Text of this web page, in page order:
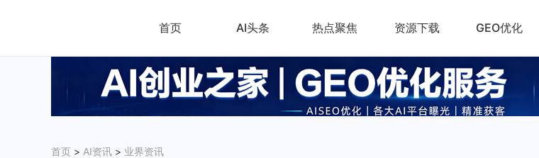
首页 AI头条 热点聚焦 资源下载 GEO优化
首页 > AI资讯 > 业界资讯